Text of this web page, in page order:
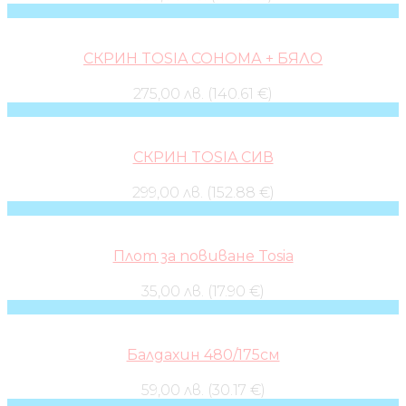
СКРИН TOSIA СОНОМА + БЯЛО
275,00 лв. (140.61 €)
СКРИН TOSIA СИВ
299,00 лв. (152.88 €)
Плот за повиване Tosia
35,00 лв. (17.90 €)
Балдахин 480/175см
59,00 лв. (30.17 €)